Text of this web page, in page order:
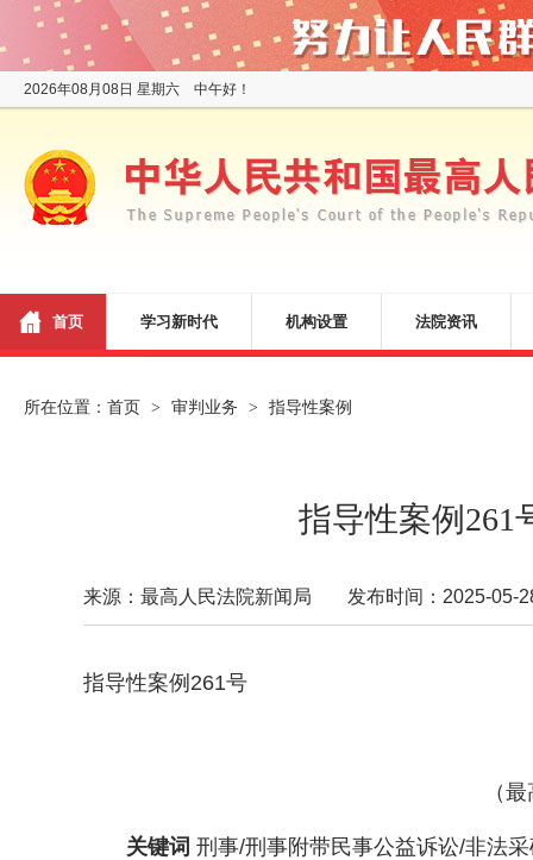
2026年08月08日 星期六 中午好！
首页 学习新时代 机构设置 法院资讯
所在位置： 首页 > 审判业务 > 指导性案例
指导性案例261
来源：最高人民法院新闻局 发布时间：2025-05-
指导性案例261号
（
关键词 刑事/刑事附带民事公益诉讼/非法